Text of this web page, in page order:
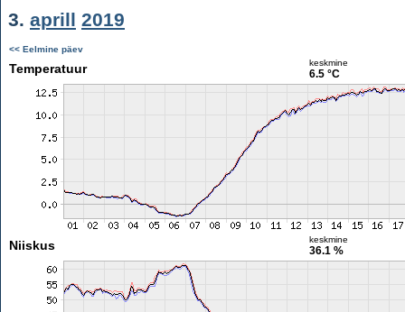
3. aprill 2019
<< Eelmine päev
Temperatuur keskmine
6.5 °C
Niiskus keskmine
36.1 %